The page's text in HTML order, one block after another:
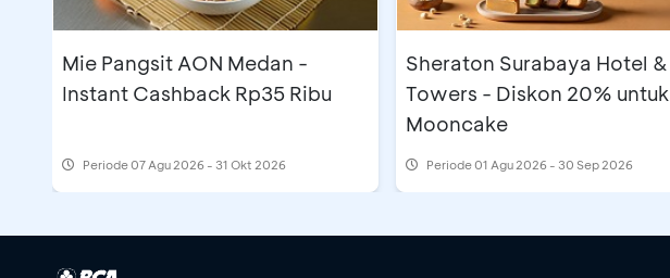
Mie Pangsit AON Medan -
Instant Cashback Rp35 Ribu
Periode07 Agu 2026 - 31 Okt 2026
Sheraton Surabaya Hotel &
Towers - Diskon 20% untuk
Mooncake
Periode01 Agu 2026 - 30 Sep 2026